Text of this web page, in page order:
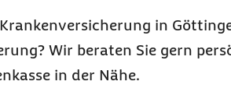
in
Wir beraten Sie gern
in der Nähe.